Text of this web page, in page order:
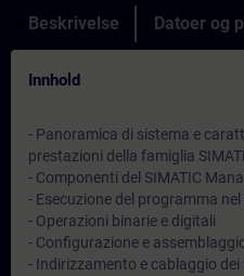
Beskrivelse Datoer og
Innhold
- Panoramica di sistema e
prestazioni della famiglia
- Componenti del SIMATIC
- Esecuzione del programma
- Operazioni binarie e digitali
- Configurazione e
- Indirizzamento e cablaggio